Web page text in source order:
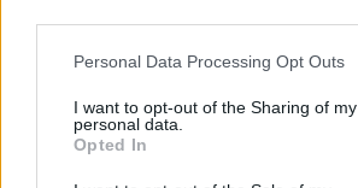
Personal Data Processing Opt Outs
I want to opt-out of the Sharing of my
personal data.
Opted In
ROGUE
1:0
Szygenda
Gangplank